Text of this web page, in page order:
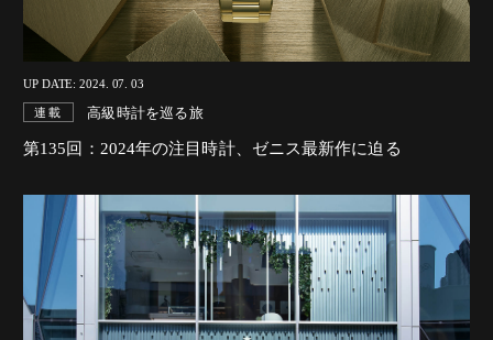
UP DATE: 2024. 07. 03
連載 高級時計を巡る旅
第135回：2024年の注目時計、ゼニス最新作に迫る